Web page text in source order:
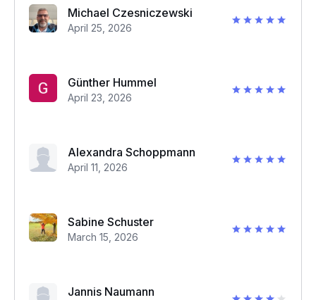
Michael Czesniczewski
April 25, 2026
Günther Hummel
April 23, 2026
Alexandra Schoppmann
April 11, 2026
Sabine Schuster
March 15, 2026
Jannis Naumann